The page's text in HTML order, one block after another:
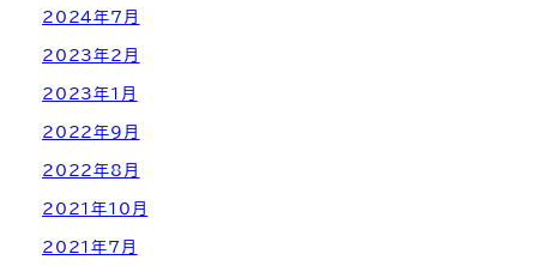
2024年7月
2023年2月
2023年1月
2022年9月
2022年8月
2021年10月
2021年7月